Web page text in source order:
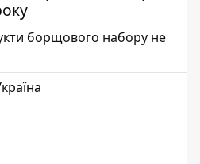
борщового набору не